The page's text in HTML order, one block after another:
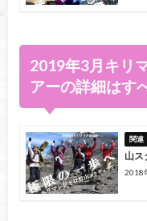
2019年3月キリ
アーの詳細はす
山ス
2018